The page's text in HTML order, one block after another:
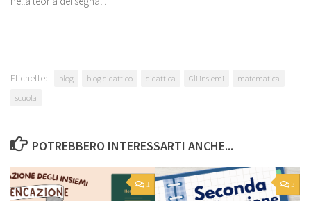
Etichette: blog blog didattico didattica Gli insiemi
matematica
scuola
POTREBBERO INTERESSARTI ANCHE...
1 3